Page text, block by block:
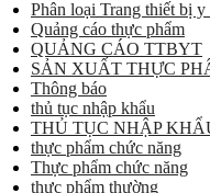
Phân loại Trang thiết bị y
Quảng cáo thực phẩm
QUẢNG CÁO TTBYT
SẢN XUẤT THỰC
Thông báo
thủ tục nhập khẩu
THỦ TỤC NHẬP
thực phẩm chức năng
Thực phẩm chức năng
thực phẩm thường